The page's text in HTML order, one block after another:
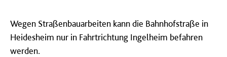
Wegen Straßenbauarbeiten kann die Bahnhofstraße in
Heidesheim nur in Fahrtrichtung Ingelheim befahren
werden.